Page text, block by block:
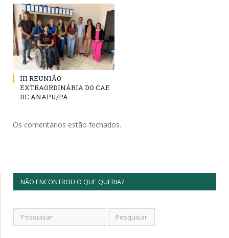
III REUNIÃO
EXTRAORDINÁRIA DO CAE
DE ANAPU/PA
Os comentários estão fechados.
NÃO ENCONTROU O QUE QUERIA?